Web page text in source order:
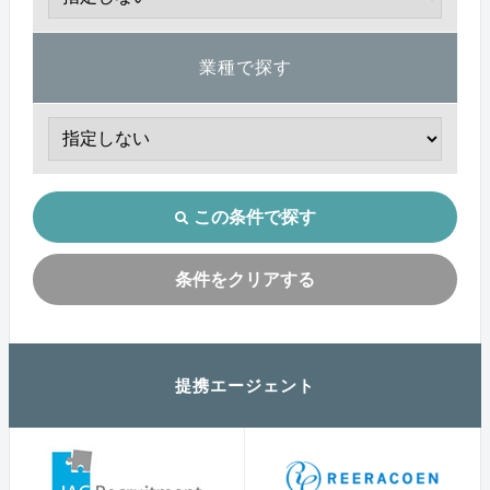
業種で探す
この条件で探す
条件をクリアする
提携エージェント